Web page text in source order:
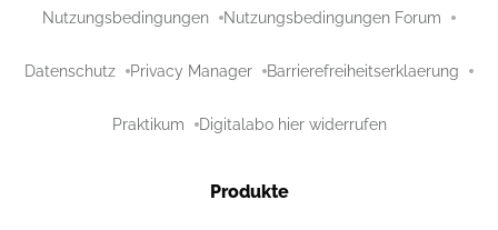
Nutzungsbedingungen Nutzungsbedingungen Forum
Datenschutz Privacy Manager Barrierefreiheitserklaerung
Praktikum Digitalabo hier widerrufen
Produkte